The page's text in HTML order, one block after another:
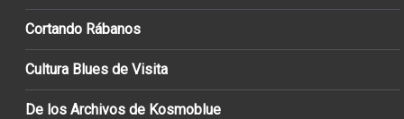
Cortando Rábanos
Cultura Blues de Visita
De los Archivos de Kosmoblue